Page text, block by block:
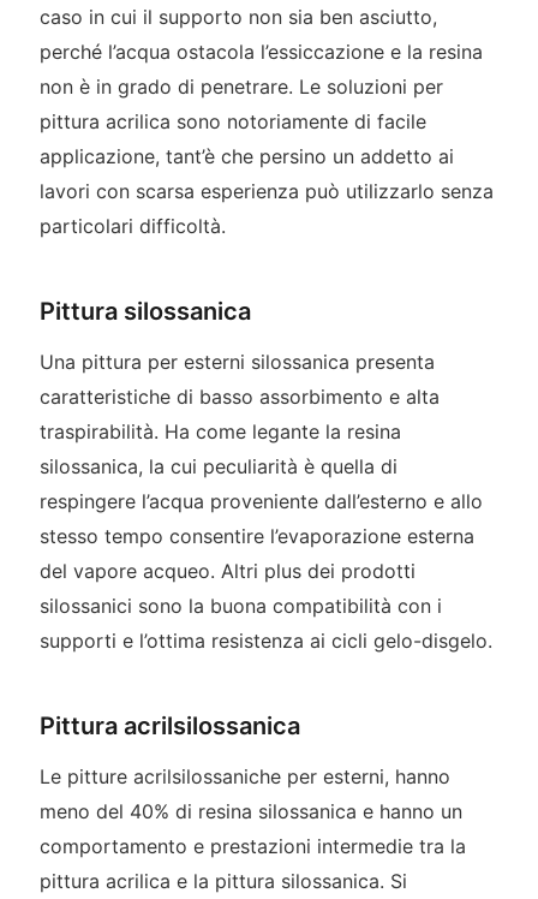
caso in cui il supporto non sia ben asciutto,
perché l’acqua ostacola l’essiccazione e la resina
non è in grado di penetrare. Le soluzioni per
pittura acrilica sono notoriamente di facile
applicazione, tant’è che persino un addetto ai
lavori con scarsa esperienza può utilizzarlo senza
particolari difficoltà.
Pittura silossanica
Una pittura per esterni silossanica presenta
caratteristiche di basso assorbimento e alta
traspirabilità. Ha come legante la resina
silossanica, la cui peculiarità è quella di
respingere l’acqua proveniente dall’esterno e allo
stesso tempo consentire l’evaporazione esterna
del vapore acqueo. Altri plus dei prodotti
silossanici sono la buona compatibilità con i
supporti e l’ottima resistenza ai cicli gelo-disgelo.
Pittura acrilsilossanica
Le pitture acrilsilossaniche per esterni, hanno
meno del 40% di resina silossanica e hanno un
comportamento e prestazioni intermedie tra la
pittura acrilica e la pittura silossanica. Si